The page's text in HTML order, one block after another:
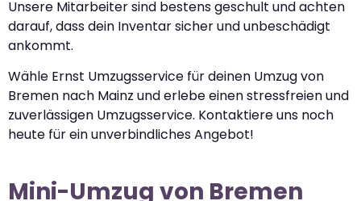
Unsere Mitarbeiter sind bestens geschult und achten
darauf, dass dein Inventar sicher und unbeschädigt
ankommt.
Wähle Ernst Umzugsservice für deinen Umzug von
Bremen nach Mainz und erlebe einen stressfreien und
zuverlässigen Umzugsservice. Kontaktiere uns noch
heute für ein unverbindliches Angebot!
Mini-Umzug von Bremen